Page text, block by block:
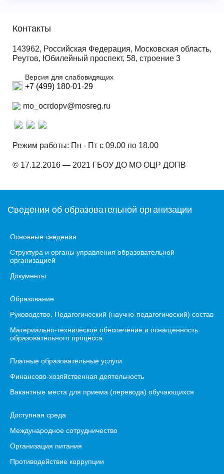
Контакты
143962, Российская Федерация, Московская область,
Реутов, Юбилейный проспект, 58, строение 3
Версия для слабовидящих
+7 (499) 180-01-29
mo_ocrdopv@mosreg.ru
Режим работы: Пн - Пт с 09.00 по 18.00
© 17.12.2016 — 2021 ГБОУ ДО МО ОЦР ДОПВ
Сведения об образовательной организации
Основные сведения
Структура и органы управления образовательной
организацией
Документы
Образование
Руководство. Педагогический (научно-педагогический) состав
Материально-техническое обеспечение и оснащенность
образовательного процесса
Платные образовательные услуги
Финансово-хозяйственная деятельность
Вакантные места для приема (перевода) обучающихся
Доступная среда
Международное сотрудничество
Организация питания
Противодействие коррупции